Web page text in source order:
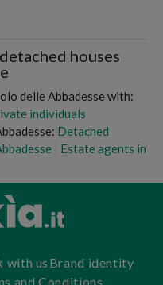
houses
delle Abbadesse with:
individuals
Detached
Estate agents in
with us Brand identity
and Conditions